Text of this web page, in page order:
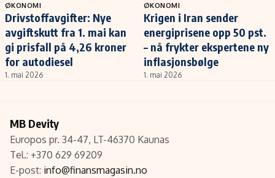
ØKONOMI
Drivstoffavgifter: Nye
avgiftskutt fra 1. mai kan
gi prisfall på 4,26 kroner
for autodiesel
1. mai 2026
ØKONOMI
Krigen i Iran sender
energiprisene opp 50 pst.
– nå frykter ekspertene ny
inflasjonsbølge
1. mai 2026
MB Devity
Europos pr. 34-47, LT-46370 Kaunas
Tel.: +370 629 69209
E-post: info@finansmagasin.no